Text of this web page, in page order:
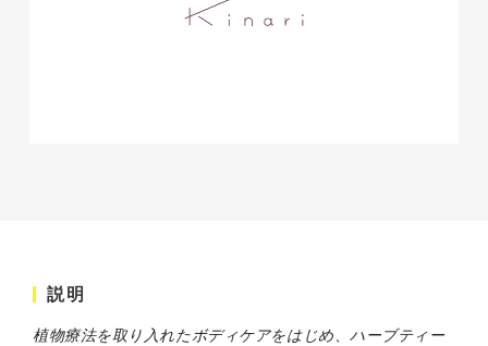
サイト制作
説明
植物療法を取り入れたボディケアをはじめ、ハーブティー